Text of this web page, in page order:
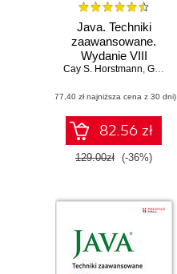
Java. Techniki
zaawansowane.
Wydanie VIII
Cay S. Horstmann, Gary Cornell
(77,40 zł najniższa cena z 30 dni)
82.56 zł
129.00zł (-36%)